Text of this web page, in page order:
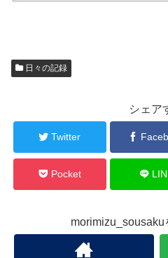
日々の記録
シェア
Twitter
Pocket
morimizu_sousaku